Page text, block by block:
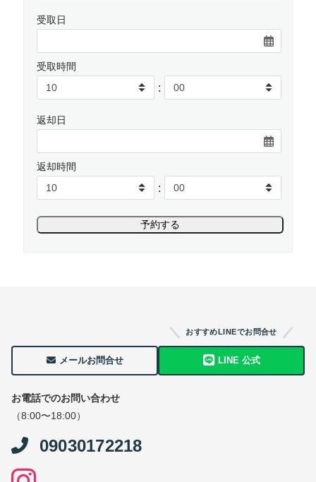
受取日
受取時間
:
返却日
返却時間
:
メールお問合せ
おすすめLINEでお問合せ
LINE 公式
お電話でのお問い合わせ
（8:00〜18:00）
09030172218